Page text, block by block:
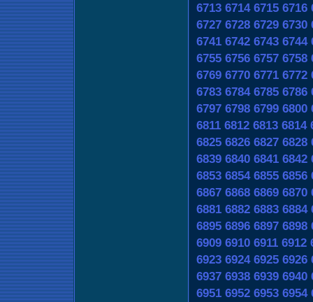
6713 6714 6715 6716
6727 6728 6729 6730
6741 6742 6743 6744
6755 6756 6757 6758
6769 6770 6771 6772
6783 6784 6785 6786
6797 6798 6799 6800
6811 6812 6813 6814
6825 6826 6827 6828
6839 6840 6841 6842
6853 6854 6855 6856
6867 6868 6869 6870
6881 6882 6883 6884
6895 6896 6897 6898
6909 6910 6911 6912
6923 6924 6925 6926
6937 6938 6939 6940
6951 6952 6953 6954